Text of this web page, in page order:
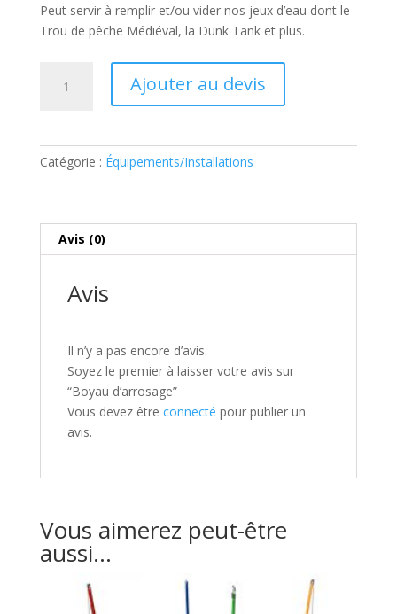
Peut servir à remplir et/ou vider nos jeux d’eau dont le
Trou de pêche Médiéval, la Dunk Tank et plus.
Ajouter au devis
Catégorie : Équipements/Installations
Avis (0)
Avis
Il n’y a pas encore d’avis.
Soyez le premier à laisser votre avis sur
“Boyau d’arrosage”
Vous devez être connecté pour publier un
avis.
Vous aimerez peut-être
aussi…